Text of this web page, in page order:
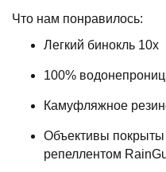
Что нам понравилось:
Легкий бинокль 10х
100%
Камуфляжное
Объективы
репеллентом